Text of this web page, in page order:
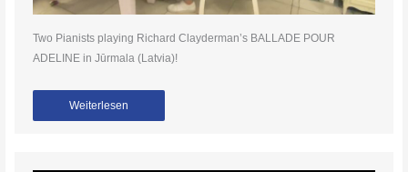
Two Pianists playing Richard Clayderman’s BALLADE POUR
ADELINE in Jūrmala (Latvia)!
Weiterlesen